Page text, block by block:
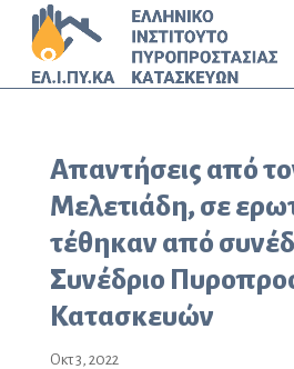
Απαντήσεις από
Μελετιάδη, σε
τέθηκαν από
Συνέδριο
Κατασκευών
Οκτ 3, 2022